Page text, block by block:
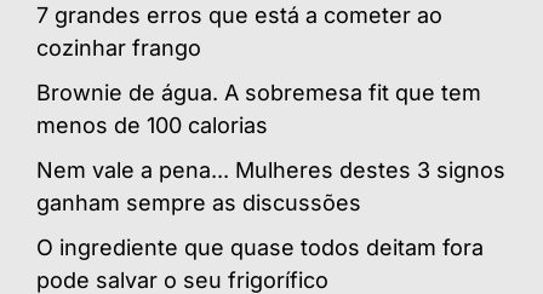
7 grandes erros que está a cometer ao
cozinhar frango
Brownie de água. A sobremesa fit que tem
menos de 100 calorias
Nem vale a pena... Mulheres destes 3 signos
ganham sempre as discussões
O ingrediente que quase todos deitam fora
pode salvar o seu frigorífico